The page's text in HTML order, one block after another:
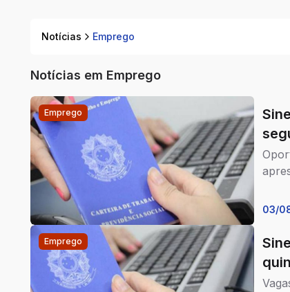
Notícias Emprego
Notícias em Emprego
Emprego
03/
Emprego